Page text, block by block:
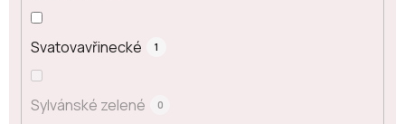
Svatovavřinecké 1
Sylvánské zelené 0